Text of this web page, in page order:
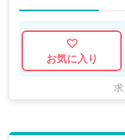
お気に入り